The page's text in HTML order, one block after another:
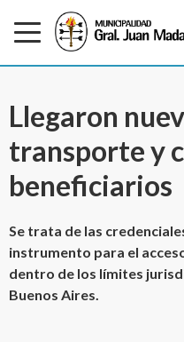
Llegaron
transporte y
beneficiarios
Se trata de las
instrumento para el
dentro de los límites
Buenos Aires.